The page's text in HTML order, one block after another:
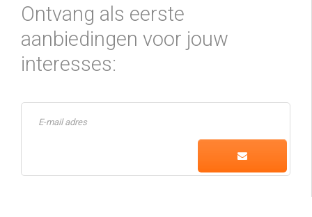
Ontvang als eerste
aanbiedingen voor jouw
interesses: